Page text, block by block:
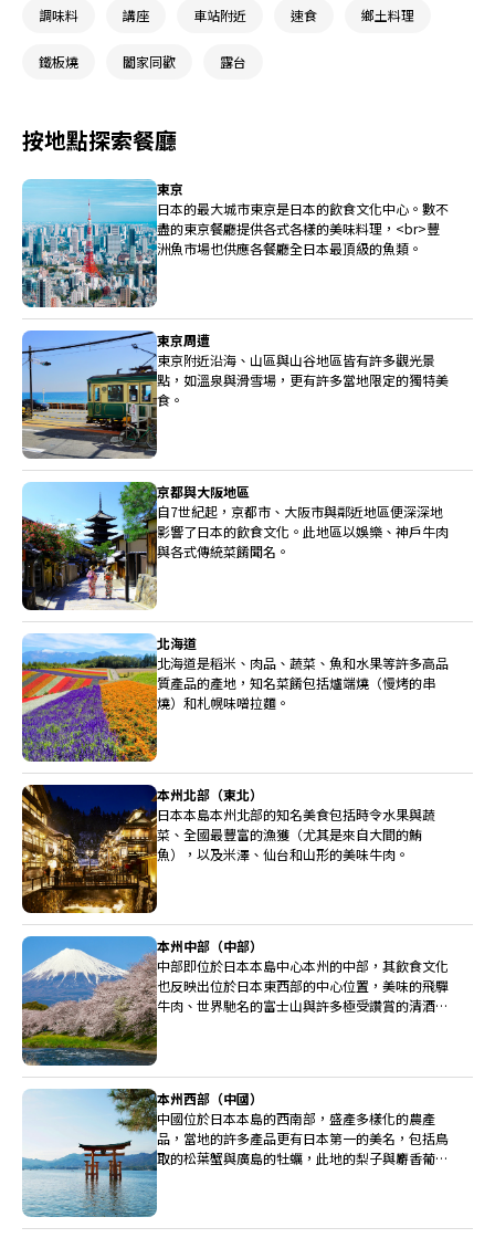
調味料 講座 車站附近 速食 鄉土料理
鐵板燒 闔家同歡 露台
按地點探索餐廳
東京
日本的最大城市東京是日本的飲食文化中心。數不
盡的東京餐廳提供各式各樣的美味料理，<br>豐
洲魚市場也供應各餐廳全日本最頂級的魚類。
東京周遭
東京附近沿海、山區與山谷地區皆有許多觀光景
點，如溫泉與滑雪場，更有許多當地限定的獨特美
食。
京都與大阪地區
自7世紀起，京都市、大阪市與鄰近地區便深深地
影響了日本的飲食文化。此地區以娛樂、神戶牛肉
與各式傳統菜餚聞名。
北海道
北海道是稻米、肉品、蔬菜、魚和水果等許多高品
質產品的產地，知名菜餚包括爐端燒（慢烤的串
燒）和札幌味噌拉麵。
本州北部（東北）
日本本島本州北部的知名美食包括時令水果與蔬
菜、全國最豐富的漁獲（尤其是來自大間的鮪
魚），以及米澤、仙台和山形的美味牛肉。
本州中部（中部）
中部即位於日本本島中心本州的中部，其飲食文化
也反映出位於日本東西部的中心位置，美味的飛驒
牛肉、世界馳名的富士山與許多極受讚賞的清酒釀
本州西部（中國）
中國位於日本本島的西南部，盛產多樣化的農產
品，當地的許多產品更有日本第一的美名，包括鳥
取的松葉蟹與廣島的牡蠣，此地的梨子與麝香葡萄